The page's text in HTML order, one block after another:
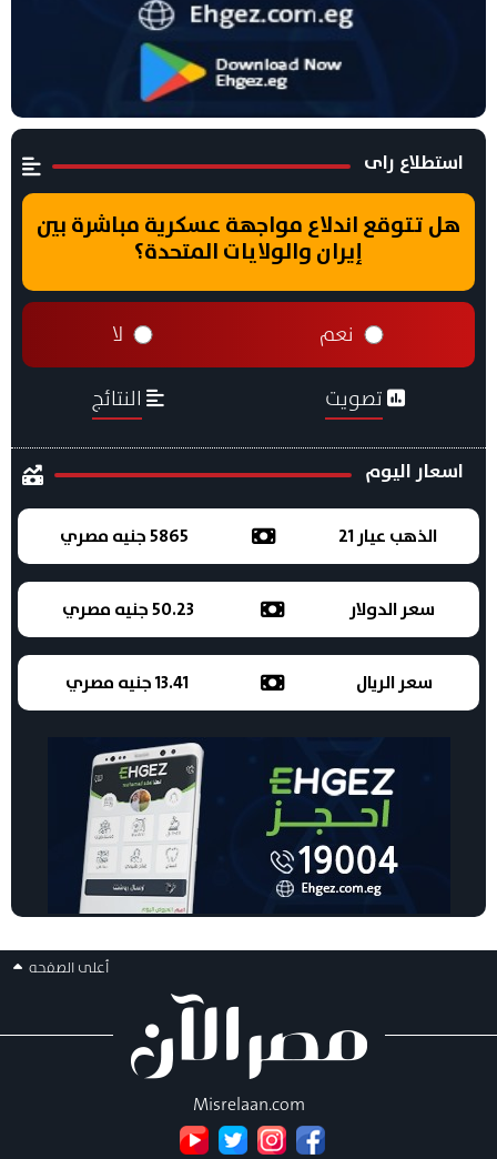
استطلاع راى
هل تتوقع اندلاع مواجهة عسكرية مباشرة بين
إيران والولايات المتحدة؟
نعم لا
تصويت النتائج
اسعار اليوم
الذهب عيار 21 5865 جنيه مصري
سعر الدولار 50.23 جنيه مصري
سعر الريال 13.41 جنيه مصري
أعلى الصفحه
Misrelaan.com